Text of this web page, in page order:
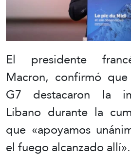
El presidente
Macron, confirmó
G7 destacaron la
Líbano durante la
que «apoyamos
el fuego alcanzado allí».